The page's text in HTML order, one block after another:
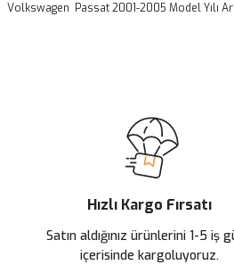
Volkswagen Passat 2001-2005 Model Yılı
Ürün açıklamasında eksik bilgiler
Ürün bilgilerinde hatalar bulunuyor.
Ürün fiyatı diğer sitelerden daha pahalı.
Bu ürüne benzer farklı alternatifler
Hızlı Kargo Fırsatı
Satın aldığınız ürünlerini 1-5 iş
içerisinde kargoluyoruz.